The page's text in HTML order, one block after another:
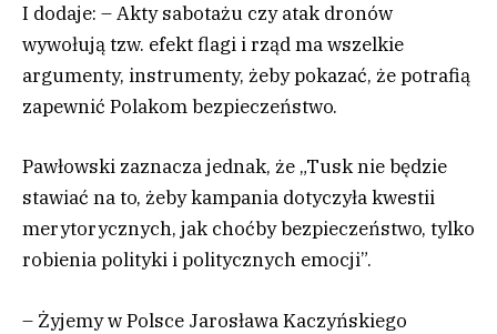
I dodaje: – Akty sabotażu czy atak dronów
wywołują tzw. efekt flagi i rząd ma wszelkie
argumenty, instrumenty, żeby pokazać, że potrafią
zapewnić Polakom bezpieczeństwo.
Pawłowski zaznacza jednak, że „Tusk nie będzie
stawiać na to, żeby kampania dotyczyła kwestii
merytorycznych, jak choćby bezpieczeństwo, tylko
robienia polityki i politycznych emocji”.
– Żyjemy w Polsce Jarosława Kaczyńskiego